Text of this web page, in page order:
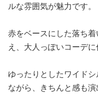
ルな雰囲気が魅力です。
赤をベースにした落ち
え、大人っぽいコーデに
ゆったりとしたワイド
ながら、きちんと感も演